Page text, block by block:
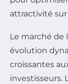
attractivité
Le marché de
évolution
croissantes
investisseurs.